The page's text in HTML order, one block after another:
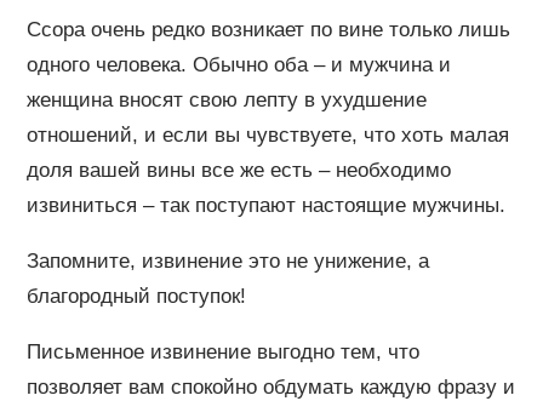
Ссора очень редко возникает по вине только лишь
одного человека. Обычно оба – и мужчина и
женщина вносят свою лепту в ухудшение
отношений, и если вы чувствуете, что хоть малая
доля вашей вины все же есть – необходимо
извиниться – так поступают настоящие мужчины.
Запомните, извинение это не унижение, а
благородный поступок!
Письменное извинение выгодно тем, что
позволяет вам спокойно обдумать каждую фразу и